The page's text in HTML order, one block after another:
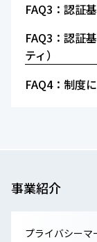
FAQ3：認証
FAQ3：認証
ティ）
FAQ4：制度
事業紹介
プライバシーマ